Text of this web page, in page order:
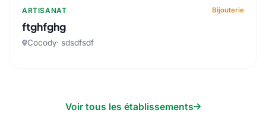
ARTISANAT Bijouterie
ftghfghg
Cocody· sdsdfsdf
Voir tous les établissements